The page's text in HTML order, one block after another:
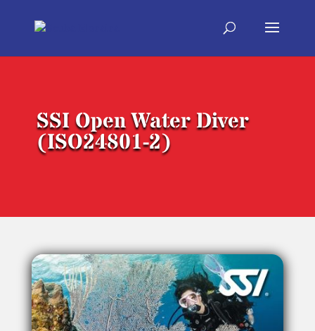
SSI Open Water Diver
(ISO24801-2)